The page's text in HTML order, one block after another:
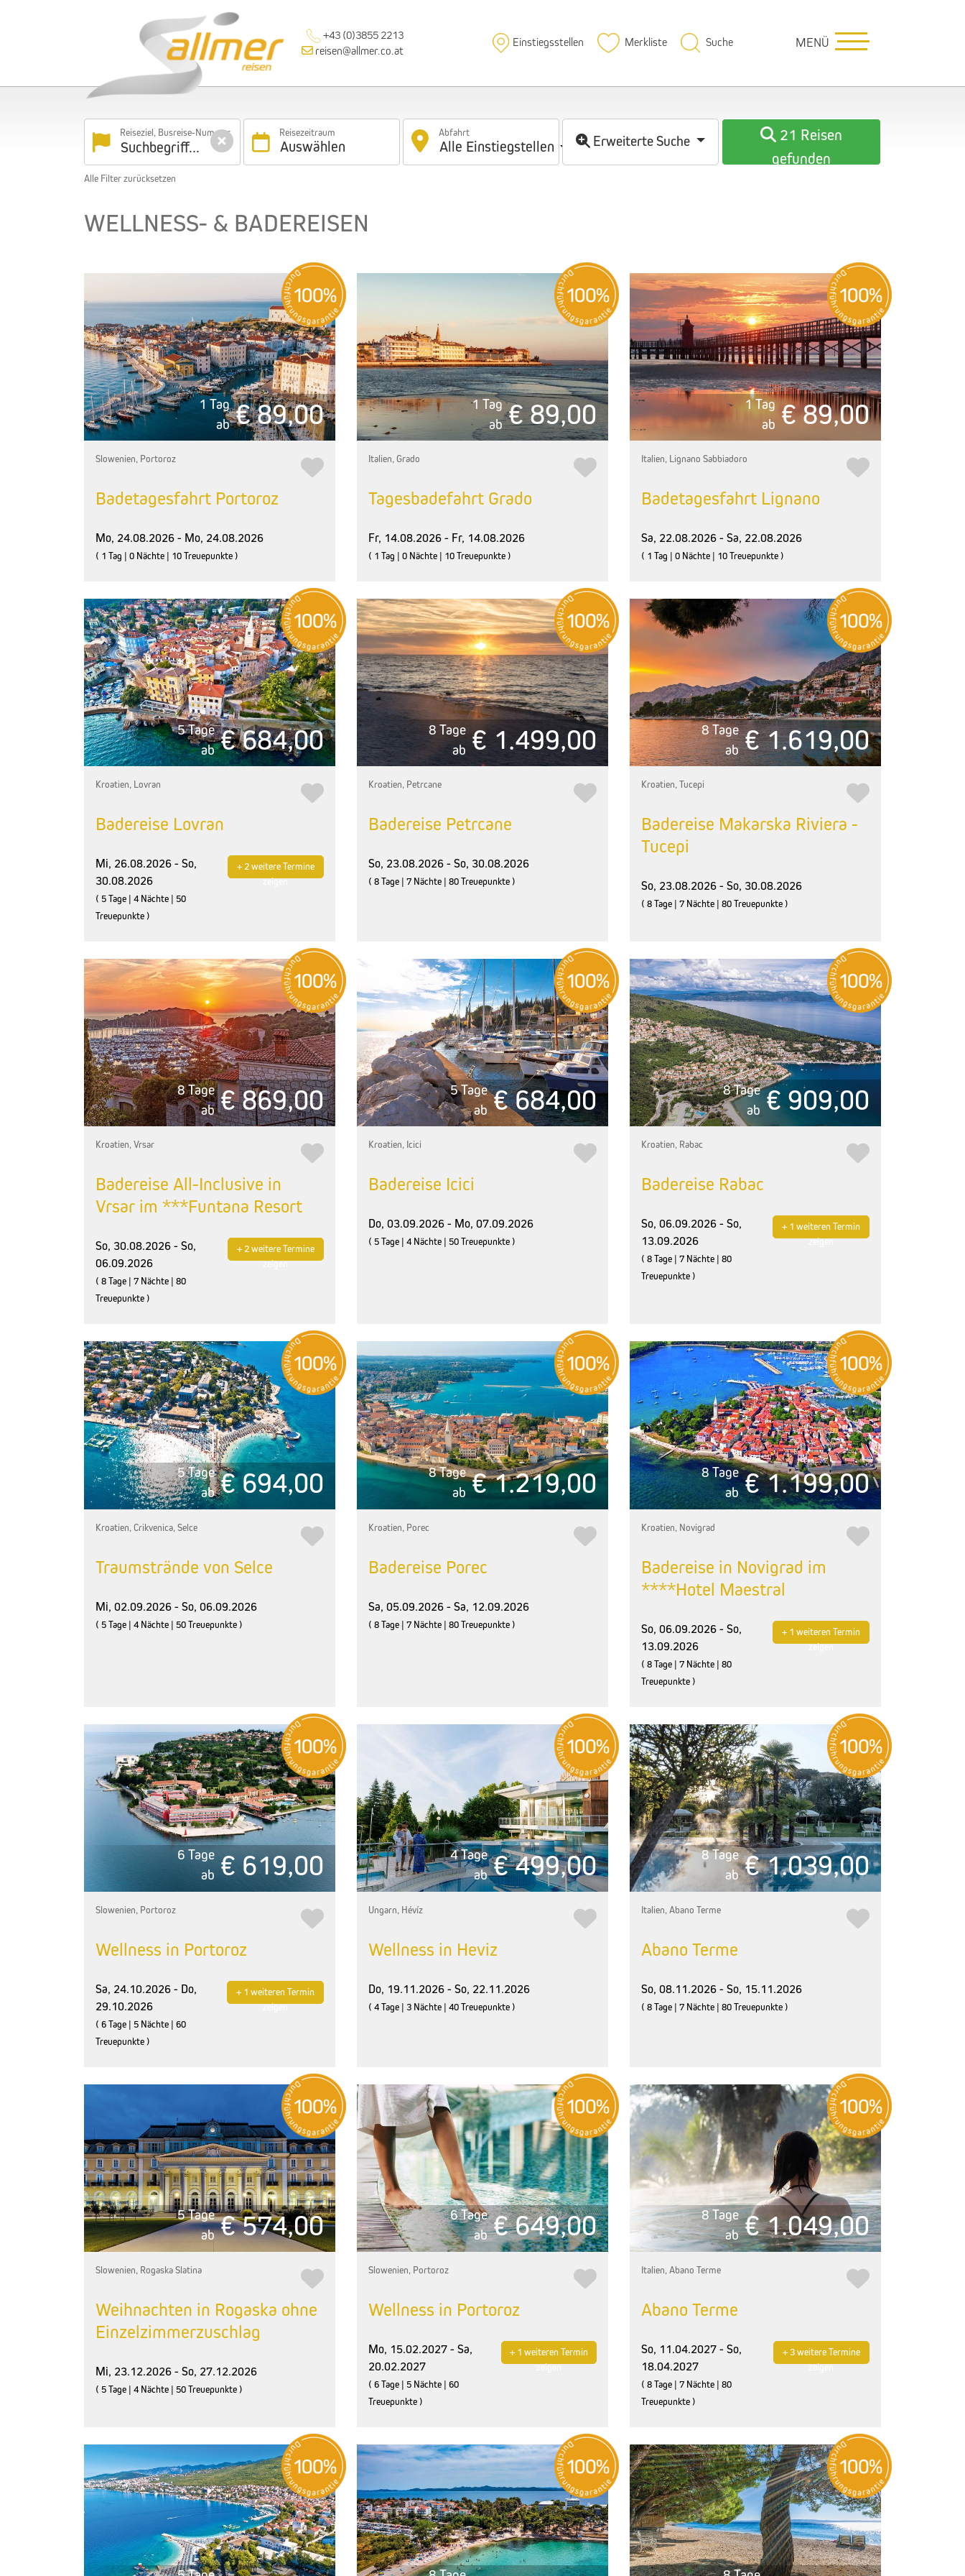
+43 (0)3855 2213
reisen@allmer.co.at
Einstiegsstellen Merkliste Suche MENÜ
Reiseziel, Busreise-Nummer Reisezeitraum
Auswählen
Abfahrt
Alle Einstiegstellen Erweiterte Suche
gefunden
Alle Filter zurücksetzen
WELLNESS- & BADEREISEN
1 Tag
ab € 89,00
Slowenien, Portoroz
Badetagesfahrt Portoroz
Mo, 24.08.2026 - Mo, 24.08.2026
( 1 Tag | 0 Nächte | 10 Treuepunkte )
1 Tag
ab € 89,00
Italien, Grado
Tagesbadefahrt Grado
Fr, 14.08.2026 - Fr, 14.08.2026
( 1 Tag | 0 Nächte | 10 Treuepunkte )
1 Tag
ab € 89,00
Italien, Lignano Sabbiadoro
Badetagesfahrt Lignano
Sa, 22.08.2026 - Sa, 22.08.2026
( 1 Tag | 0 Nächte | 10 Treuepunkte )
5 Tage
ab € 684,00
Kroatien, Lovran
Badereise Lovran
Mi, 26.08.2026 - So,
30.08.2026
( 5 Tage | 4 Nächte | 50
Treuepunkte )
+ 2 weitere Termine
zeigen
8 Tage
ab € 1.499,00
Kroatien, Petrcane
Badereise Petrcane
So, 23.08.2026 - So, 30.08.2026
( 8 Tage | 7 Nächte | 80 Treuepunkte )
8 Tage
ab € 1.619,00
Kroatien, Tucepi
Badereise Makarska Riviera -
Tucepi
So, 23.08.2026 - So, 30.08.2026
( 8 Tage | 7 Nächte | 80 Treuepunkte )
8 Tage
ab € 869,00
Kroatien, Vrsar
Badereise All-Inclusive in
Vrsar im ***Funtana Resort
So, 30.08.2026 - So,
06.09.2026
( 8 Tage | 7 Nächte | 80
Treuepunkte )
+ 2 weitere Termine
zeigen
5 Tage
ab € 684,00
Kroatien, Icici
Badereise Icici
Do, 03.09.2026 - Mo, 07.09.2026
( 5 Tage | 4 Nächte | 50 Treuepunkte )
8 Tage
ab € 909,00
Kroatien, Rabac
Badereise Rabac
So, 06.09.2026 - So,
13.09.2026
( 8 Tage | 7 Nächte | 80
Treuepunkte )
+ 1 weiteren Termin
zeigen
5 Tage
ab € 694,00
Kroatien, Crikvenica, Selce
Traumstrände von Selce
Mi, 02.09.2026 - So, 06.09.2026
( 5 Tage | 4 Nächte | 50 Treuepunkte )
8 Tage
ab € 1.219,00
Kroatien, Porec
Badereise Porec
Sa, 05.09.2026 - Sa, 12.09.2026
( 8 Tage | 7 Nächte | 80 Treuepunkte )
8 Tage
ab € 1.199,00
Kroatien, Novigrad
Badereise in Novigrad im
****Hotel Maestral
So, 06.09.2026 - So,
13.09.2026
( 8 Tage | 7 Nächte | 80
Treuepunkte )
+ 1 weiteren Termin
zeigen
6 Tage
ab € 619,00
Slowenien, Portoroz
Wellness in Portoroz
Sa, 24.10.2026 - Do,
29.10.2026
( 6 Tage | 5 Nächte | 60
Treuepunkte )
+ 1 weiteren Termin
zeigen
4 Tage
ab € 499,00
Ungarn, Hévíz
Wellness in Heviz
Do, 19.11.2026 - So, 22.11.2026
( 4 Tage | 3 Nächte | 40 Treuepunkte )
8 Tage
ab € 1.039,00
Italien, Abano Terme
Abano Terme
So, 08.11.2026 - So, 15.11.2026
( 8 Tage | 7 Nächte | 80 Treuepunkte )
5 Tage
ab € 574,00
Slowenien, Rogaska Slatina
Weihnachten in Rogaska ohne
Einzelzimmerzuschlag
Mi, 23.12.2026 - So, 27.12.2026
( 5 Tage | 4 Nächte | 50 Treuepunkte )
6 Tage
ab € 649,00
Slowenien, Portoroz
Wellness in Portoroz
Mo, 15.02.2027 - Sa,
20.02.2027
( 6 Tage | 5 Nächte | 60
Treuepunkte )
+ 1 weiteren Termin
zeigen
8 Tage
ab € 1.049,00
Italien, Abano Terme
Abano Terme
So, 11.04.2027 - So,
18.04.2027
( 8 Tage | 7 Nächte | 80
Treuepunkte )
+ 3 weitere Termine
zeigen